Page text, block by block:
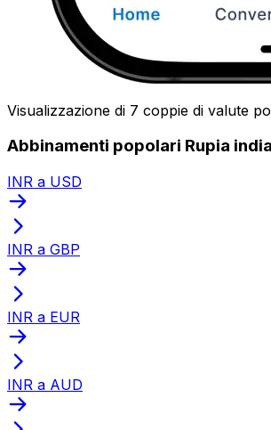
Visualizzazione di 7 coppie di valute
Abbinamenti popolari Rupia
INR a USD
INR a GBP
INR a EUR
INR a AUD